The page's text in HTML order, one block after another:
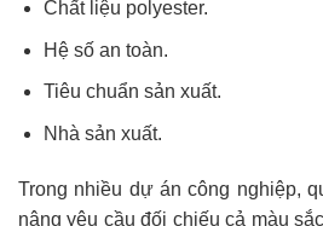
Chất liệu polyester.
Hệ số an toàn.
Tiêu chuẩn sản xuất.
Nhà sản xuất.
Trong nhiều dự án công nghiệp,
nâng yêu cầu đối chiếu cả màu